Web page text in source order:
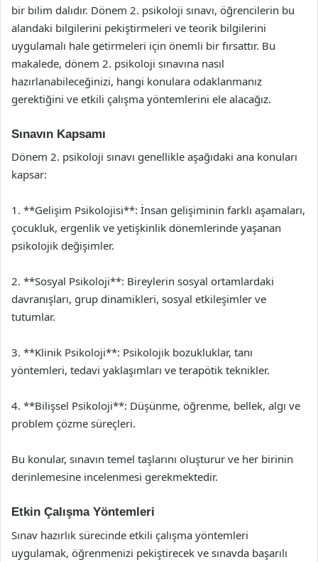
bir bilim dalıdır. Dönem 2. psikoloji sınavı, öğrencilerin bu
alandaki bilgilerini pekiştirmeleri ve teorik bilgilerini
uygulamalı hale getirmeleri için önemli bir fırsattır. Bu
makalede, dönem 2. psikoloji sınavına nasıl
hazırlanabileceğinizi, hangi konulara odaklanmanız
gerektiğini ve etkili çalışma yöntemlerini ele alacağız.
Sınavın Kapsamı
Dönem 2. psikoloji sınavı genellikle aşağıdaki ana konuları
kapsar:
1. **Gelişim Psikolojisi**: İnsan gelişiminin farklı aşamaları,
çocukluk, ergenlik ve yetişkinlik dönemlerinde yaşanan
psikolojik değişimler.
2. **Sosyal Psikoloji**: Bireylerin sosyal ortamlardaki
davranışları, grup dinamikleri, sosyal etkileşimler ve
tutumlar.
3. **Klinik Psikoloji**: Psikolojik bozukluklar, tanı
yöntemleri, tedavi yaklaşımları ve terapötik teknikler.
4. **Bilişsel Psikoloji**: Düşünme, öğrenme, bellek, algı ve
problem çözme süreçleri.
Bu konular, sınavın temel taşlarını oluşturur ve her birinin
derinlemesine incelenmesi gerekmektedir.
Etkin Çalışma Yöntemleri
Sınav hazırlık sürecinde etkili çalışma yöntemleri
uygulamak, öğrenmenizi pekiştirecek ve sınavda başarılı